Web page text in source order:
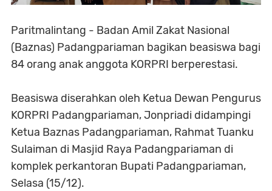
Paritmalintang - Badan Amil Zakat Nasional
(Baznas) Padangpariaman bagikan beasiswa bagi
84 orang anak anggota KORPRI berperestasi.
Beasiswa diserahkan oleh Ketua Dewan Pengurus
KORPRI Padangpariaman, Jonpriadi didampingi
Ketua Baznas Padangpariaman, Rahmat Tuanku
Sulaiman di Masjid Raya Padangpariaman di
komplek perkantoran Bupati Padangpariaman,
Selasa (15/12).